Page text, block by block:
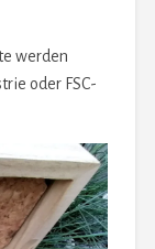
werden
oder FSC-